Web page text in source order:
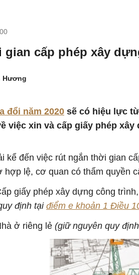
gian cấp phép xây
Hương
đổi năm 2020 sẽ có hiệu lực
việc xin và cấp giấy phép xây
kể đến việc rút ngắn thời gian
hợp lệ, cơ quan có thẩm quyền
giấy phép xây dựng công
định tại điểm e khoản 1 Điều
ở riêng lẻ (giữ nguyên quy